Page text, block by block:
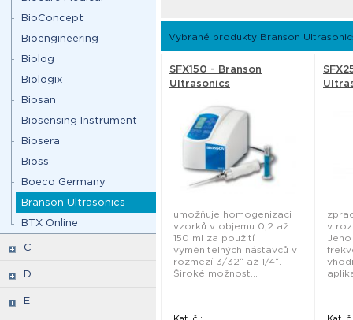
BioConcept
Bioengineering
Biolog
Biologix
Biosan
Biosensing Instrument
Biosera
Bioss
Boeco Germany
Branson Ultrasonics
BTX Online
C
D
E
Vybrané produkty Branson
SFX150 - Branson
Ultrasonics
umožňuje homogenizaci
vzorků v objemu 0,2 až
150 ml za použití
vyměnitelných nástavců v
rozmezí 3/32“ až 1/4“.
Široké možnost...
v